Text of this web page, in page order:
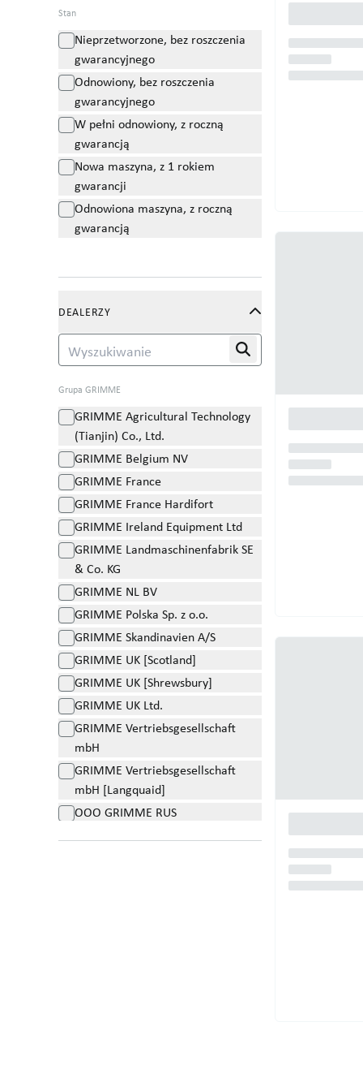
Samro
SKALS
Spinnekop
Standen
Struik
Thyregod
Tong
Vanhoucke
Stan
Nieprzetworzone, bez roszczenia
gwarancyjnego
Odnowiony, bez roszczenia
gwarancyjnego
W pełni odnowiony, z roczną
gwarancją
Nowa maszyna, z 1 rokiem
gwarancji
Odnowiona maszyna, z roczną
gwarancją
DEALERZY
Grupa GRIMME
GRIMME Agricultural Technology
(Tianjin) Co., Ltd.
GRIMME Belgium NV
GRIMME France
GRIMME France Hardifort
GRIMME Ireland Equipment Ltd
GRIMME Landmaschinenfabrik SE
& Co. KG
GRIMME NL BV
GRIMME Polska Sp. z o.o.
GRIMME Skandinavien A/S
GRIMME UK [Scotland]
GRIMME UK [Shrewsbury]
GRIMME UK Ltd.
GRIMME Vertriebsgesellschaft
mbH
GRIMME Vertriebsgesellschaft
mbH [Langquaid]
OOO GRIMME RUS